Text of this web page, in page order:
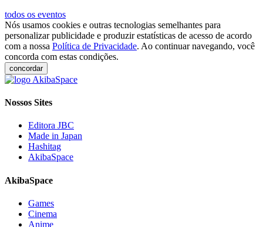
todos os eventos
Nós usamos cookies e outras tecnologias semelhantes para
personalizar publicidade e produzir estatísticas de acesso de acordo
com a nossa Política de Privacidade. Ao continuar navegando, você
concorda com estas condições.
concordar
Nossos Sites
Editora JBC
Made in Japan
Hashitag
AkibaSpace
AkibaSpace
Games
Cinema
Anime